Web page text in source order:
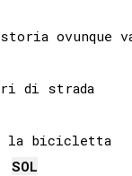
ovunque
di strada
la bicicletta
SOL